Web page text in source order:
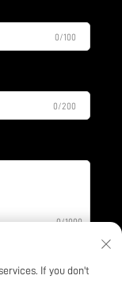
0/100
0/200
0/1000
If you don't